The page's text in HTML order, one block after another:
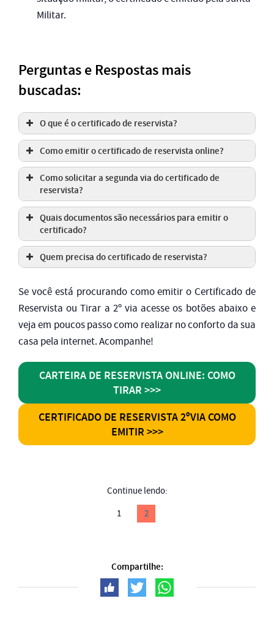
Militar.
Perguntas e Respostas mais
buscadas:
O que é o certificado de reservista?
Como emitir o certificado de reservista online?
Como solicitar a segunda via do certificado de
reservista?
Quais documentos são necessários para emitir o
certificado?
Quem precisa do certificado de reservista?
Se você está procurando como emitir o Certificado de
Reservista ou Tirar a 2º via acesse os botões abaixo e
veja em poucos passo como realizar no conforto da sua
casa pela internet. Acompanhe!
CARTEIRA DE RESERVISTA ONLINE: COMO
TIRAR >>>
CERTIFICADO DE RESERVISTA 2ºVIA COMO
EMITIR >>>
Continue lendo:
1
2
Compartilhe: